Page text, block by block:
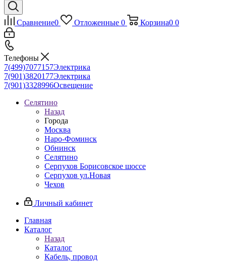
Сравнение0 Отложенные 0 Корзина0 0
Телефоны
7(499)7077157Электрика
7(901)3820177Электрика
7(901)3328996Освещение
Селятино
Назад
Города
Москва
Наро-Фоминск
Обнинск
Селятино
Серпухов Борисовское шоссе
Серпухов ул.Новая
Чехов
Личный кабинет
Главная
Каталог
Назад
Каталог
Кабель, провод